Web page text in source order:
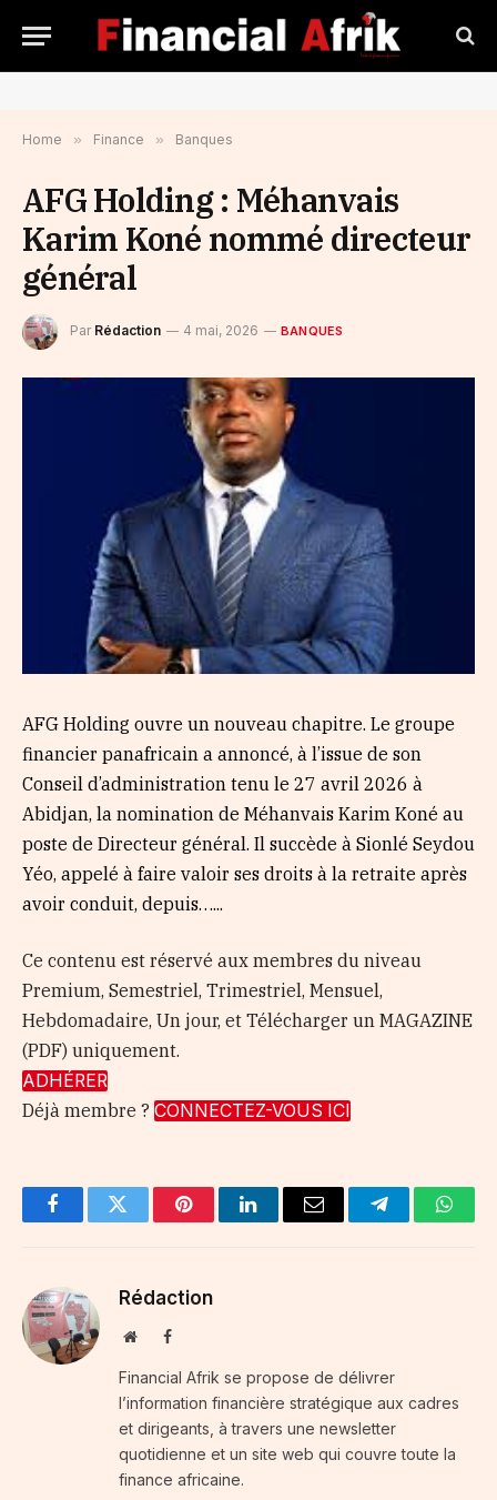
Home » Finance » Banques
AFG Holding : Méhanvais
Karim Koné nommé directeur
général
Par Rédaction 4 mai, 2026 BANQUES
AFG Holding ouvre un nouveau chapitre. Le groupe
financier panafricain a annoncé, à l’issue de son
Conseil d’administration tenu le 27 avril 2026 à
Abidjan, la nomination de Méhanvais Karim Koné au
poste de Directeur général. Il succède à Sionlé Seydou
Yéo, appelé à faire valoir ses droits à la retraite après
avoir conduit, depuis…...
Ce contenu est réservé aux membres du niveau
Premium, Semestriel, Trimestriel, Mensuel,
Hebdomadaire, Un jour, et Télécharger un MAGAZINE
(PDF) uniquement.
ADHÉRER
Déjà membre ? CONNECTEZ-VOUS ICI
FacebookTwitter PinterestLinkedInEmail Telegram
Rédaction
WebsiteFacebook
Financial Afrik se propose de délivrer
l’information financière stratégique aux cadres
et dirigeants, à travers une newsletter
quotidienne et un site web qui couvre toute la
finance africaine.